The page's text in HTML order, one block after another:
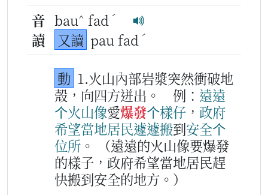
音
讀
bau^ fad ˊ
又讀 pau fad ˊ
動 1.火山內部岩漿突然衝破地
殼，向四方迸出。
例： 遠遠
个火山像愛爆發个樣仔 ， 政府
希望當地居民遽遽搬到安全个
位所 。
（遠遠的火山像要爆發
的樣子，政府希望當地居民趕
快搬到安全的地方。）